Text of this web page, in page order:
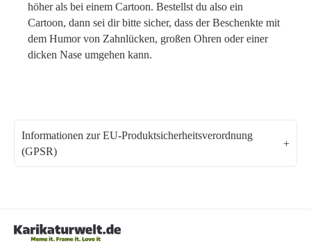
höher als bei einem Cartoon. Bestellst du also ein
Cartoon, dann sei dir bitte sicher, dass der Beschenkte mit
dem Humor von Zahnlücken, großen Ohren oder einer
dicken Nase umgehen kann.
Informationen zur EU-Produktsicherheitsverordnung
(GPSR)